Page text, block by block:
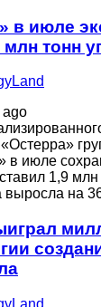
в июле
тонн
ago
в июле
1,9
выросла на